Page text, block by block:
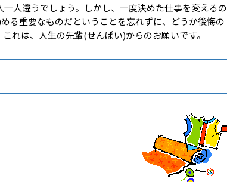
人違うでしょう。しかし、一度決めた仕事を変えるの
る重要なものだということを忘れずに、どうか後悔の
れは、人生の先輩(せんぱい)からのお願いです。